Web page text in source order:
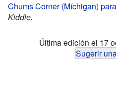
Chums Corner (Míchigan)
Kiddle.
Última edición el 17
Sugerir